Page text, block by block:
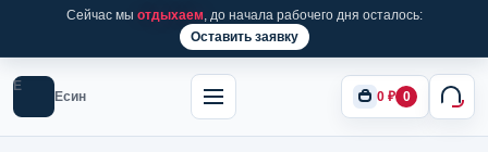
Сейчас мы отдыхаем, до начала рабочего дня осталось:
Оставить заявку
Е
Есин 0 ₽ 0